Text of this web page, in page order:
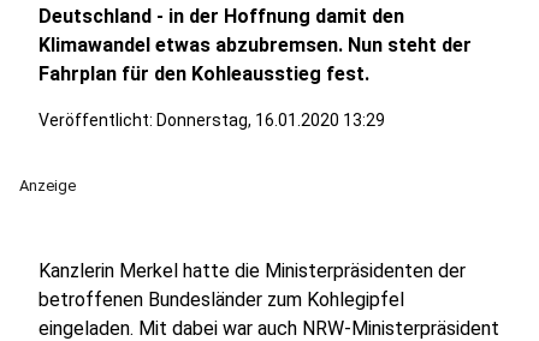
Deutschland - in der Hoffnung damit den
Klimawandel etwas abzubremsen. Nun steht der
Fahrplan für den Kohleausstieg fest.
Veröffentlicht: Donnerstag, 16.01.2020 13:29
Anzeige
Kanzlerin Merkel hatte die Ministerpräsidenten der
betroffenen Bundesländer zum Kohlegipfel
eingeladen. Mit dabei war auch NRW-Ministerpräsident